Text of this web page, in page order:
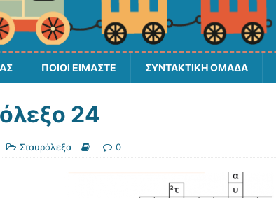
ΠΟΙΟΙ ΕΙΜΑΣΤΕ ΣΥΝΤΑΚΤΙΚΗ ΟΜΑΔΑ
24
Σταυρόλεξα 0